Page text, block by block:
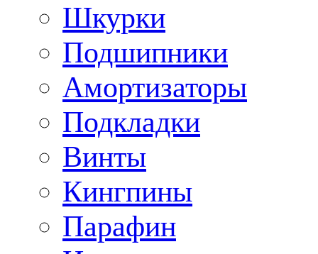
Шкурки
Подшипники
Амортизаторы
Подкладки
Винты
Кингпины
Парафин